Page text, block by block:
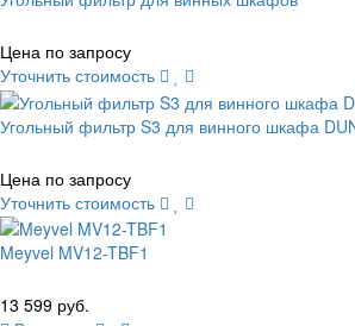
Цена по запросу
Уточнить стоимость
Угольный фильтр S3 для винного шкафа
Цена по запросу
Уточнить стоимость
Meyvel MV12-TBF1
13 599 руб.